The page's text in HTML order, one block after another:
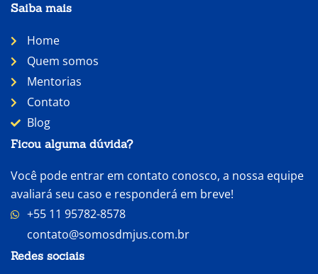
Saiba mais
Home
Quem somos
Mentorias
Contato
Blog
Ficou alguma dúvida?
Você pode entrar em contato conosco, a nossa equipe
avaliará seu caso e responderá em breve!
+55 11 95782-8578
contato@somosdmjus.com.br
Redes sociais